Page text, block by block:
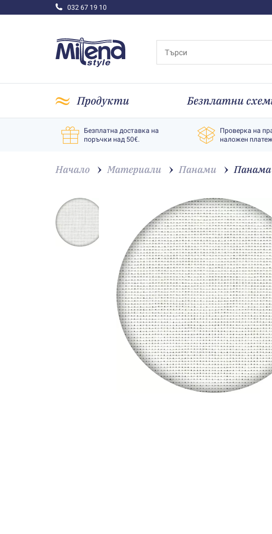
032 67 19 10
Продукти Безплатни
Безплатна доставка на
поръчки над 50€.
Проверка на
наложен
Начало Материали Панами Панама